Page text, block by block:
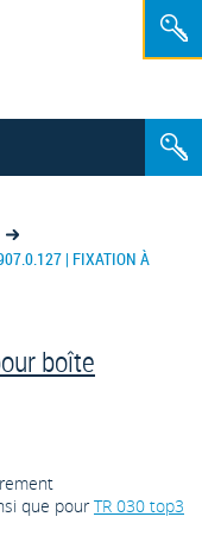
FR
NL
| FIXATION À
boîte
que pourTR 030 top3